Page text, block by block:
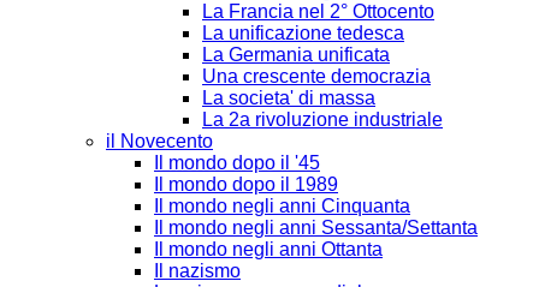
La Francia nel 2° Ottocento
La unificazione tedesca
La Germania unificata
Una crescente democrazia
La societa' di massa
La 2a rivoluzione industriale
il Novecento
Il mondo dopo il '45
Il mondo dopo il 1989
Il mondo negli anni Cinquanta
Il mondo negli anni Sessanta/Settanta
Il mondo negli anni Ottanta
Il nazismo